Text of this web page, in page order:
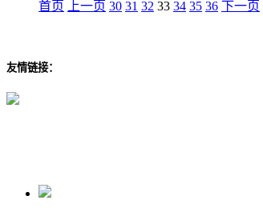
首页 上一页 30 31 32 33 34 35 36 下一页
友情链接：